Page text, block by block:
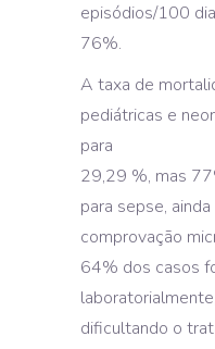
episódios/100
76%.
A taxa de
pediátricas e
para
29,29 %, mas
para sepse,
comprovação
64% dos casos
dificultando o